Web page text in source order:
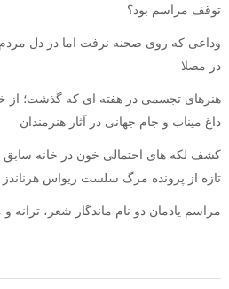
توقف مراسم بود؟
وداعی که روی صحنه نرفت اما در دل
در مصلا
هنرهای تجسمی در هفته ای که گذشت؛ از
داغ میناب و جام جهانی در آثار هنرمندان
کشف لکه های احتمالی خون در خانه سابق
تازه از پرونده مرگ سلست ریواس هرناندز
مراسم یادمان دو نام ماندگار شعر، ترانه